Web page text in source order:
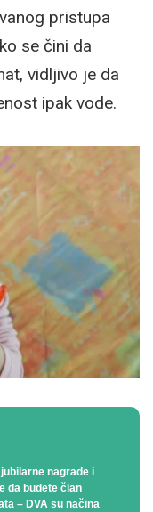
pristupa
se čini da
vidljivo je da
ipak vode.
nagrade i
da budete član
– DVA su načina